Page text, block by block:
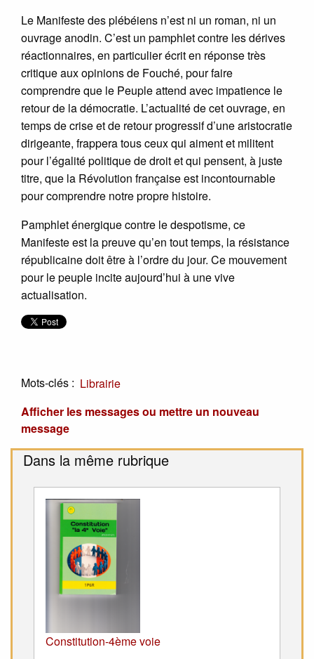
Le Manifeste des plébéiens n’est ni un roman, ni un
ouvrage anodin. C’est un pamphlet contre les dérives
réactionnaires, en particulier écrit en réponse très
critique aux opinions de Fouché, pour faire
comprendre que le Peuple attend avec impatience le
retour de la démocratie. L’actualité de cet ouvrage, en
temps de crise et de retour progressif d’une aristocratie
dirigeante, frappera tous ceux qui aiment et militent
pour l’égalité politique de droit et qui pensent, à juste
titre, que la Révolution française est incontournable
pour comprendre notre propre histoire.
Pamphlet énergique contre le despotisme, ce
Manifeste est la preuve qu’en tout temps, la résistance
républicaine doit être à l’ordre du jour. Ce mouvement
pour le peuple incite aujourd’hui à une vive
actualisation.
Mots-clés : Librairie
Afficher les messages ou mettre un nouveau
message
Dans la même rubrique
Constitution-4ème voie